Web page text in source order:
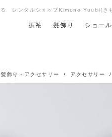
る レンタルショップKimono Yuubi(き
振袖 髪飾り ショール
髪飾り・アクセサリー / アクセサリー /